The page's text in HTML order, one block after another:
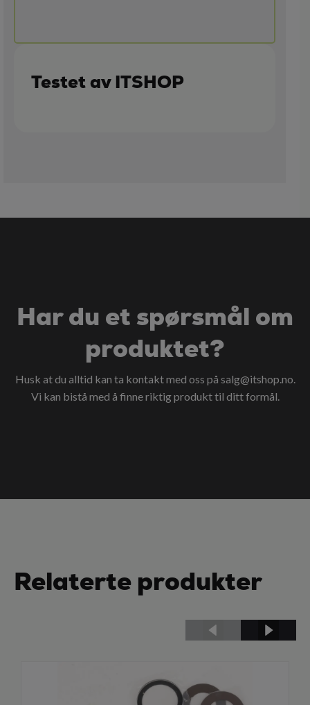
Testet av ITSHOP
Har du et spørsmål om
produktet?
Husk at du alltid kan ta kontakt med oss på salg@itshop.no.
Vi kan bistå med å finne riktig produkt til ditt formål.
Relaterte produkter